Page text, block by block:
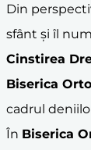
Din
sfânt și îl
Cinstirea
Biserica
cadrul
În Biserica